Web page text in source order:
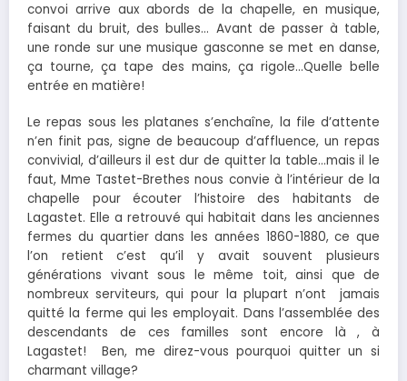
convoi arrive aux abords de la chapelle, en musique,
faisant du bruit, des bulles… Avant de passer à table,
une ronde sur une musique gasconne se met en danse,
ça tourne, ça tape des mains, ça rigole…Quelle belle
entrée en matière!
Le repas sous les platanes s’enchaîne, la file d’attente
n’en finit pas, signe de beaucoup d’affluence, un repas
convivial, d’ailleurs il est dur de quitter la table…mais il le
faut, Mme Tastet-Brethes nous convie à l’intérieur de la
chapelle pour écouter l’histoire des habitants de
Lagastet. Elle a retrouvé qui habitait dans les anciennes
fermes du quartier dans les années 1860-1880, ce que
l’on retient c’est qu’il y avait souvent plusieurs
générations vivant sous le même toit, ainsi que de
nombreux serviteurs, qui pour la plupart n’ont jamais
quitté la ferme qui les employait. Dans l’assemblée des
descendants de ces familles sont encore là , à
Lagastet! Ben, me direz-vous pourquoi quitter un si
charmant village?